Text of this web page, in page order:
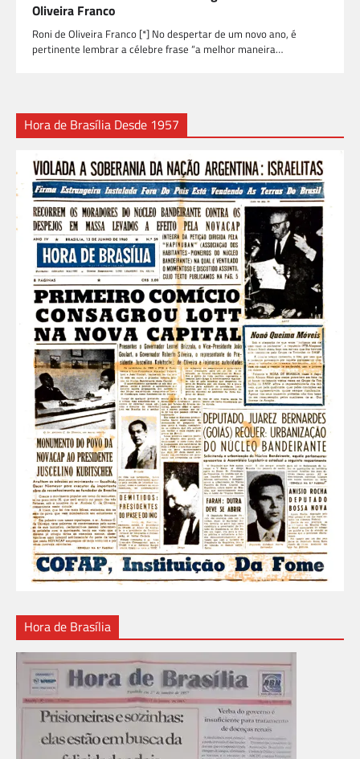
Oliveira Franco
Roni de Oliveira Franco [*] No despertar de um novo ano, é
pertinente lembrar a célebre frase “a melhor maneira…
Hora de Brasília Desde 1957
Hora de Brasília